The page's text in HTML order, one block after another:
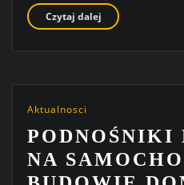
Czytaj dalej
Aktualnosci
PODNOŚNIKI
NA